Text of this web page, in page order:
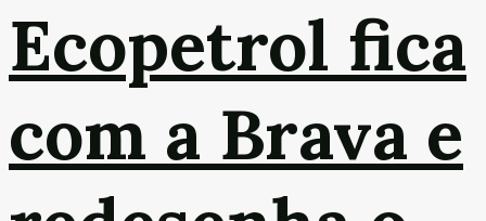
Ecopetrol fica
com a Brava e